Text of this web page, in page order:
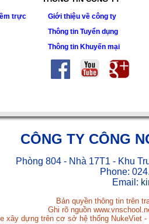
trực
Giới thiệu về công ty
Thông tin Tuyển dụng
Thông tin Khuyến mại
CÔNG TY CÔNG
Phòng 804 - Nhà 17T1 - Khu
Phone:
Email:
Bản quyền thông tin trên
Ghi rõ nguồn
xây dựng trên cơ sở hệ thống NukeViet